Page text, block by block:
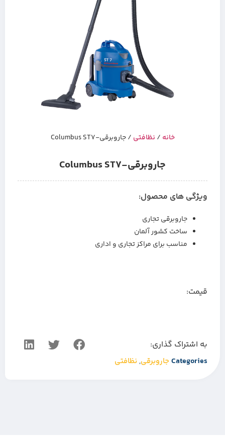
خانه / نظافتی / جاروبرقی-Columbus ST7
جاروبرقی-Columbus ST7
ویژگی های محصول:
جاروبرقی تجاری
ساخت کشور آلمان
مناسب برای مراکز تجاری و اداری
قیمت:
به اشتراک گذاری:
Categories جاروبرقی, نظافتی